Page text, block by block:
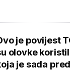
je povijest
olovke
je sada